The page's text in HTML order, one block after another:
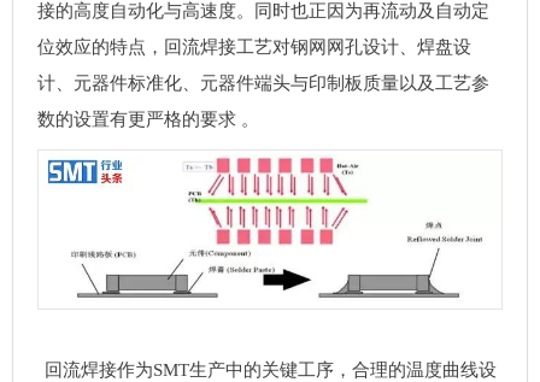
接的高度自动化与高速度。同时也正因为再流动及自动定
位效应的特点，回流焊接工艺对钢网网孔设计、焊盘设
计、元器件标准化、元器件端头与印制板质量以及工艺参
数的设置有更严格的要求 。
回流焊接作为SMT生产中的关键工序，合理的温度曲线设